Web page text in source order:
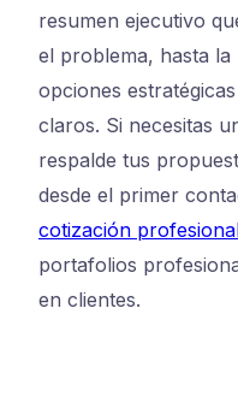
resumen ejecutivo
el problema, hasta
opciones
claros. Si necesitas
respalde tus
desde el primer
cotización
portafolios
en clientes.